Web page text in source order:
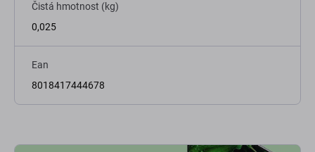
Čistá hmotnost (kg)
0,025
Ean
8018417444678